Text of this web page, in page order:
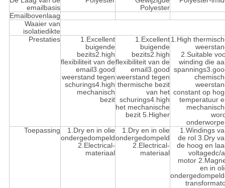
emailbasis
Polyester
Emailbovenlaag
Waaier van
isolatiedikte
Prestaties
1.Excellent
buigende
bezits2.high
flexibiliteit van de
email3.good
weerstand tegen
schurings4.high
mechanisch
bezit
1.Excellent
buigende
bezits2.high
flexibiliteit van de
email3.good
weerstand tegen
thermische bezit
van het
schurings4.high
het mechanische
bezit 5.Higher
1.High
2.Suitable
winding die
constant op
temperatuur
Toepassing
1.Dry en in olie
ondergedompeld
2.Electrical-
materiaal
1.Dry en in olie
ondergedompeld
2.Electrical-
materiaal
1.Windings
de rol 3.Dry
de hoog en
voltagedc/
motor
en in